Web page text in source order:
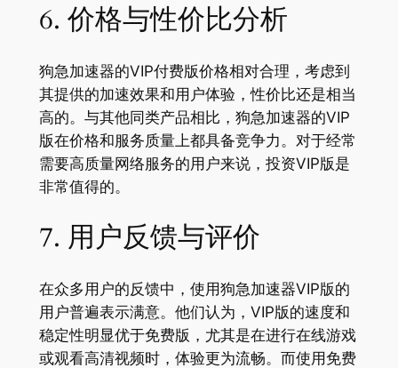
6. 价格与性价比分析
狗急加速器的VIP付费版价格相对合理，考虑到
其提供的加速效果和用户体验，性价比还是相当
高的。与其他同类产品相比，狗急加速器的VIP
版在价格和服务质量上都具备竞争力。对于经常
需要高质量网络服务的用户来说，投资VIP版是
非常值得的。
7. 用户反馈与评价
在众多用户的反馈中，使用狗急加速器VIP版的
用户普遍表示满意。他们认为，VIP版的速度和
稳定性明显优于免费版，尤其是在进行在线游戏
或观看高清视频时，体验更为流畅。而使用免费